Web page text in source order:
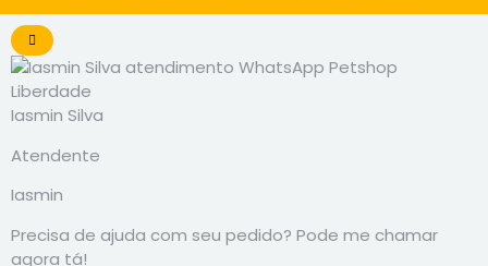
Iasmin Silva
Atendente
Iasmin
Precisa de ajuda com seu pedido? Pode me chamar
agora tá!